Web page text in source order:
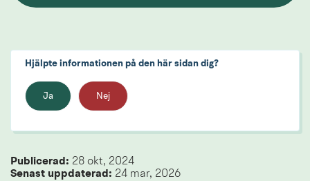
Hjälpte informationen på den här sidan dig?
Ja Nej
Publicerad: 28 okt, 2024
Senast uppdaterad: 24 mar, 2026